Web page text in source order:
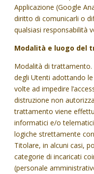
Applicazione (Google
diritto di comunicarli o
qualsiasi responsabilità
Modalità e luogo del
Modalità di
degli Utenti adottando
volte ad impedire
distruzione non
trattamento viene
informatici e/o
logiche strettamente
Titolare, in alcuni casi,
categorie di incaricati
(personale